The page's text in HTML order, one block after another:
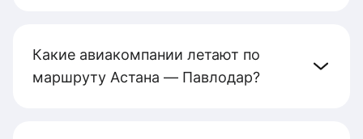
Какие авиакомпании летают по
маршруту Астана — Павлодар?